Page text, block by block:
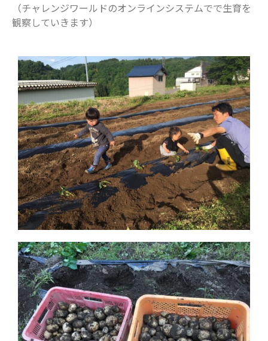
（チャレンジワールドのオンラインシステムでで生育を
観察していきます）